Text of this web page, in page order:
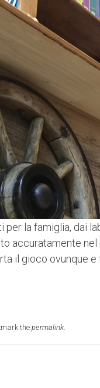
per la famiglia, dai
accuratamente
il gioco ovunque e
the permalink